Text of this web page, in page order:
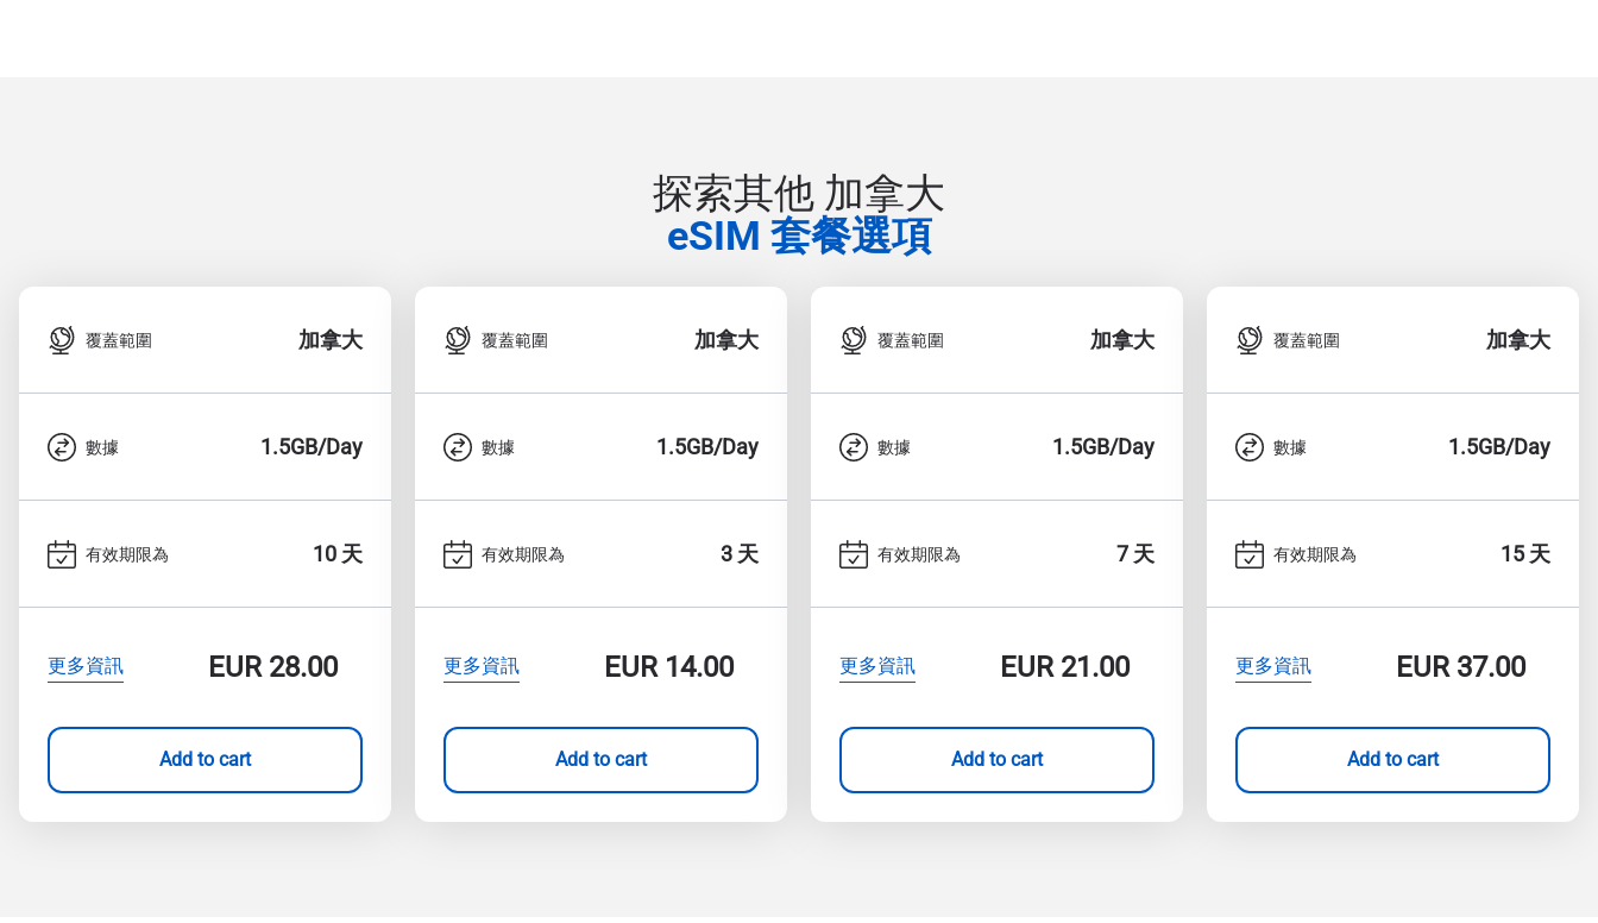
探索其他 加拿大
eSIM 套餐選項
覆蓋範圍 加拿大
數據 1.5GB/Day
有效期限為 10 天
更多資訊 EUR28.00
Add to cart
覆蓋範圍 加拿大
數據 1.5GB/Day
有效期限為 3 天
更多資訊 EUR14.00
Add to cart
覆蓋範圍 加拿大
數據 1.5GB/Day
有效期限為 7 天
更多資訊 EUR21.00
Add to cart
覆蓋範圍 加拿大
數據 1.5GB/Day
有效期限為 15 天
更多資訊 EUR37.00
Add to cart